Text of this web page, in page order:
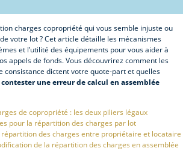
charges copropriété qui vous semble injuste ou
votre lot ? Cet article détaille les mécanismes
et l’utilité des équipements pour vous aider à
appels de fonds. Vous découvrirez comment les
consistance dictent votre quote-part et quelles
contester une erreur de calcul en assemblée
de copropriété : les deux piliers légaux
pour la répartition des charges par lot
des charges entre propriétaire et locataire
de la répartition des charges en assemblée